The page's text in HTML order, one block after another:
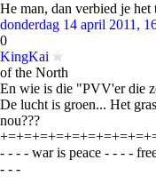
He man, dan verbied je het
donderdag 14 april 2011,
0
KingKai
of the North
En wie is die "PVV'er die
De lucht is groen... Het
nou???
- - - - war is peace - - - -
- - -